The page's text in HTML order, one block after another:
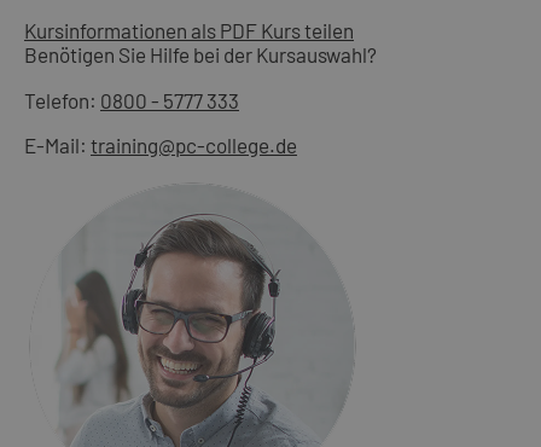
Kursinformationen als PDF Kurs teilen
Benötigen Sie Hilfe bei der Kursauswahl?
Telefon: 0800 - 5777 333
E-Mail: training@pc-college.de